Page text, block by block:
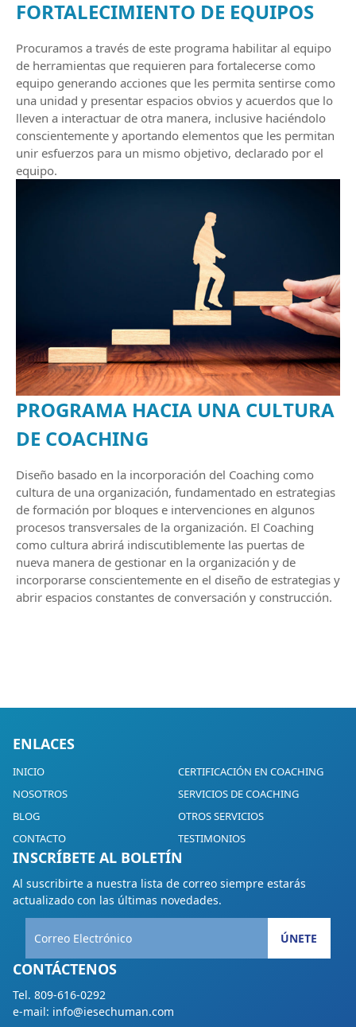
FORTALECIMIENTO DE EQUIPOS
Procuramos a través de este programa habilitar al equipo
de herramientas que requieren para fortalecerse como
equipo generando acciones que les permita sentirse como
una unidad y presentar espacios obvios y acuerdos que lo
lleven a interactuar de otra manera, inclusive haciéndolo
conscientemente y aportando elementos que les permitan
unir esfuerzos para un mismo objetivo, declarado por el
equipo.
PROGRAMA HACIA UNA CULTURA
DE COACHING
Diseño basado en la incorporación del Coaching como
cultura de una organización, fundamentado en estrategias
de formación por bloques e intervenciones en algunos
procesos transversales de la organización. El Coaching
como cultura abrirá indiscutiblemente las puertas de
nueva manera de gestionar en la organización y de
incorporarse conscientemente en el diseño de estrategias y
abrir espacios constantes de conversación y construcción.
ENLACES
INICIO
NOSOTROS
BLOG
CONTACTO
CERTIFICACIÓN EN COACHING
SERVICIOS DE COACHING
OTROS SERVICIOS
TESTIMONIOS
INSCRÍBETE AL BOLETÍN
Al suscribirte a nuestra lista de correo siempre estarás
actualizado con las últimas novedades.
ÚNETE
CONTÁCTENOS
Tel. 809-616-0292
e-mail: info@iesechuman.com